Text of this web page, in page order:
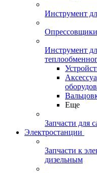
Инструмент
Инструмент
Еще
Запчасти для
Электростанции
Запчасти к
дизельным